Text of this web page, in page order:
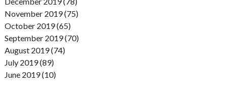
November 2019 (75)
October 2019 (65)
September 2019 (70)
August 2019 (74)
July 2019 (89)
June 2019 (10)